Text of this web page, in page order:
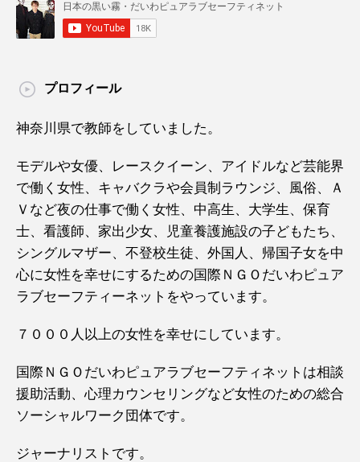
プロフィール
神奈川県で教師をしていました。
モデルや女優、レースクイーン、アイドルなど芸能界
で働く女性、キャバクラや会員制ラウンジ、風俗、Ａ
Ｖなど夜の仕事で働く女性、中高生、大学生、保育
士、看護師、家出少女、児童養護施設の子どもたち、
シングルマザー、不登校生徒、外国人、帰国子女を中
心に女性を幸せにするための国際ＮＧＯだいわピュア
ラブセーフティーネットをやっています。
７０００人以上の女性を幸せにしています。
国際ＮＧＯだいわピュアラブセーフティネットは相談
援助活動、心理カウンセリングなど女性のための総合
ソーシャルワーク団体です。
ジャーナリストです。